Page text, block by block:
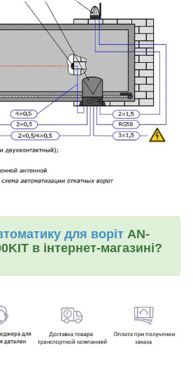
для ворітAN-
в інтернет-магазині?